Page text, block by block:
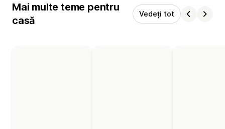
Mai multe teme pentru
casă
Vedeți tot